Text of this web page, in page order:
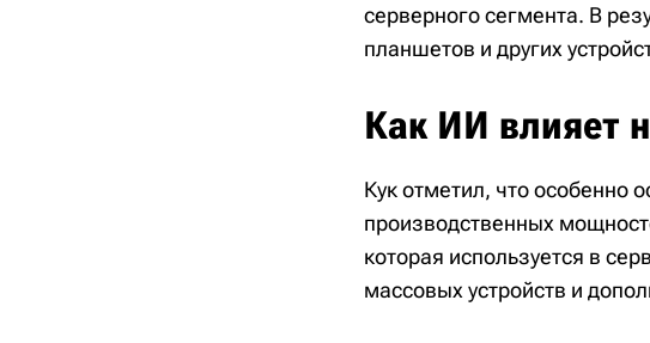
серверного сегмента. В
планшетов и других
Как ИИ влияет
Кук отметил, что особенно
производственных
которая используется в
массовых устройств и